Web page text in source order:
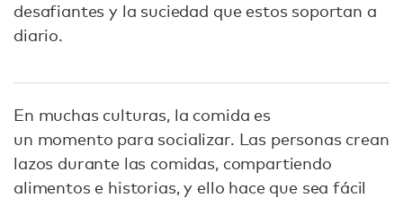
desafiantes y la suciedad que estos soportan a
diario.
En muchas culturas, la comida es
un momento para socializar. Las personas crean
lazos durante las comidas, compartiendo
alimentos e historias, y ello hace que sea fácil